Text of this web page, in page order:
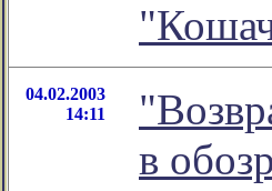
04.02.2003
14:11
в